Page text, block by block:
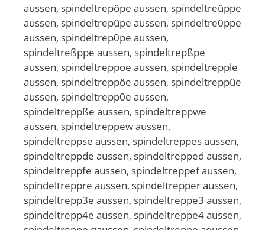
aussen, spindeltrepöpe aussen, spindeltreüppe
aussen, spindeltrepüpe aussen, spindeltre0ppe
aussen, spindeltrep0pe aussen,
spindeltreßppe aussen, spindeltrepßpe
aussen, spindeltreppoe aussen, spindeltrepple
aussen, spindeltreppöe aussen, spindeltreppüe
aussen, spindeltrepp0e aussen,
spindeltreppße aussen, spindeltreppwe
aussen, spindeltreppew aussen,
spindeltreppse aussen, spindeltreppes aussen,
spindeltreppde aussen, spindeltrepped aussen,
spindeltreppfe aussen, spindeltreppef aussen,
spindeltreppre aussen, spindeltrepper aussen,
spindeltrepp3e aussen, spindeltreppe3 aussen,
spindeltrepp4e aussen, spindeltreppe4 aussen,